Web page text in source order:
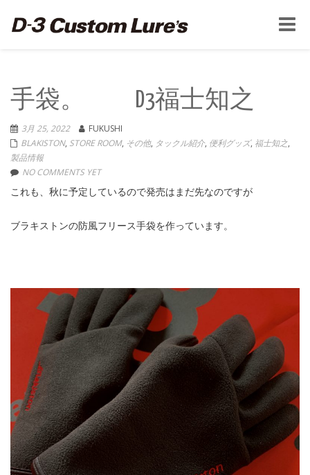
Toggle
手袋。 D3福士知之
3月 25, 2022
FUKUSHI
BLAKISTON, STORE ROOM, その他, タックル紹介, 便利グッズ, 福士知之,
製品情報
NO COMMENTS YET
これも、秋に予定しているので発売はまだ先なのですが
ブラキストンの防風フリース手袋を作っています。